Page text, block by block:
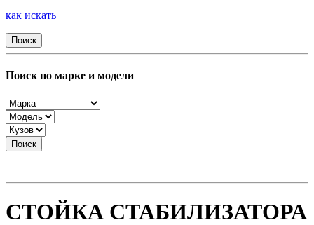
как искать
Поиск
Поиск по марке и модели
Поиск
СТОЙКА СТАБИЛИЗАТОРА